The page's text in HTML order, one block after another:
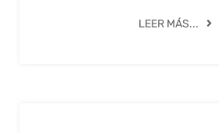
LEER MÁS...